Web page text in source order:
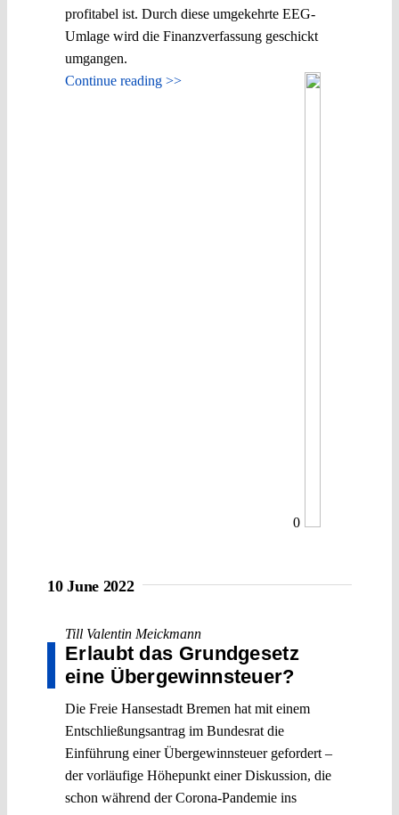
profitabel ist. Durch diese umgekehrte EEG-
Umlage wird die Finanzverfassung geschickt
umgangen.
Continue reading >>
0
10 June 2022
Till Valentin Meickmann
Erlaubt das Grundgesetz
eine Übergewinnsteuer?
Die Freie Hansestadt Bremen hat mit einem
Entschließungsantrag im Bundesrat die
Einführung einer Übergewinnsteuer gefordert –
der vorläufige Höhepunkt einer Diskussion, die
schon während der Corona-Pandemie ins